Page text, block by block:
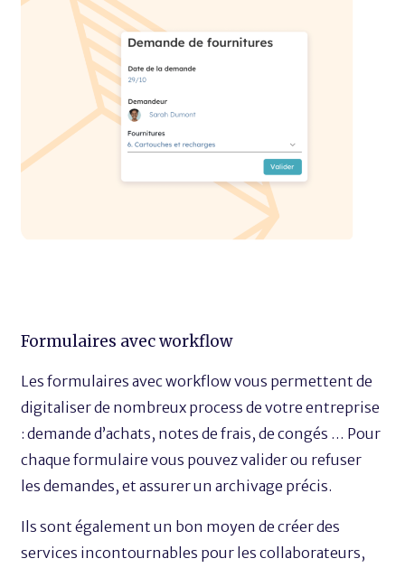
Formulaires avec workflow
Les formulaires avec workflow vous permettent de
digitaliser de nombreux process de votre entreprise
: demande d’achats, notes de frais, de congés … Pour
chaque formulaire vous pouvez valider ou refuser
les demandes, et assurer un archivage précis.
Ils sont également un bon moyen de créer des
services incontournables pour les collaborateurs,